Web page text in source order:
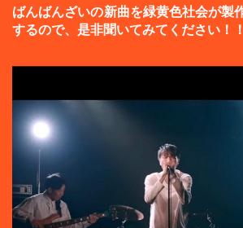
ばんばんざいの新曲を緑黄色社会が製
するので、是非聞いてみてください！！